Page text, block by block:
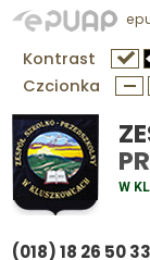
Kontrast
Czcionka
W
(018) 18 26 50